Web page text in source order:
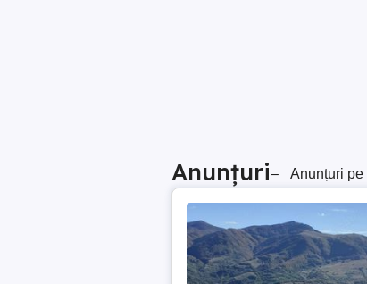
Anunțuri– Anunțuri pe